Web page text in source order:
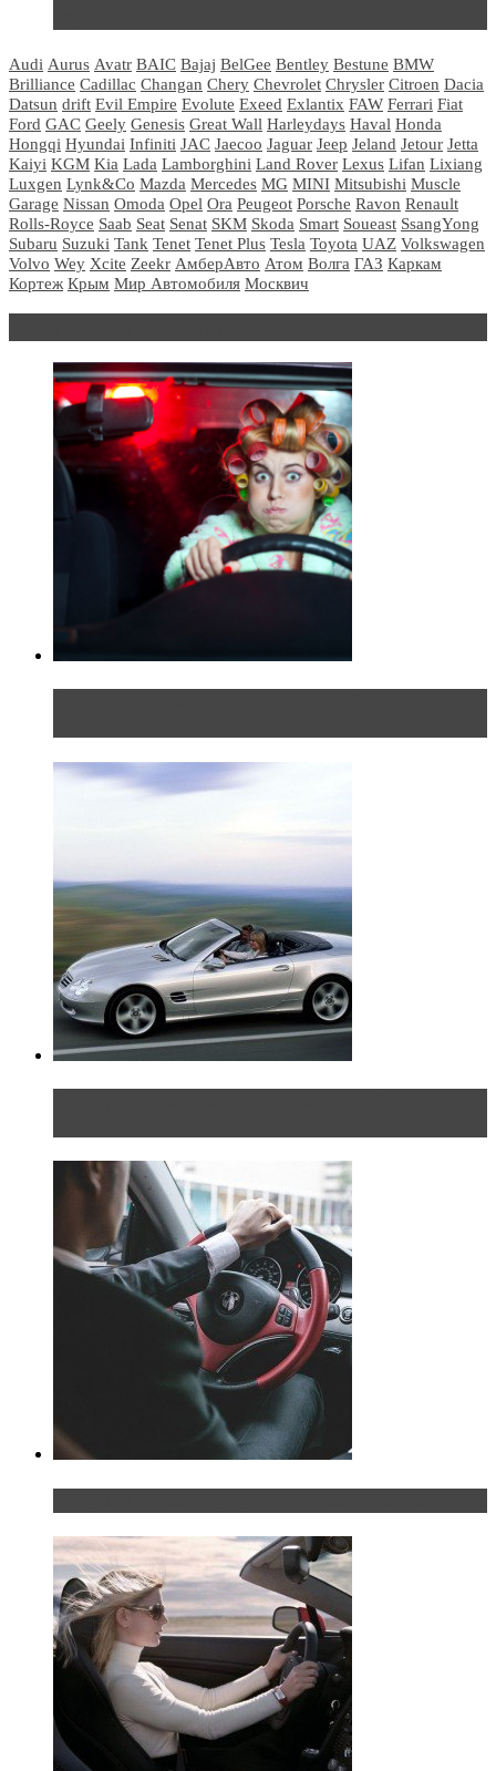
Audi Aurus Avatr BAIC Bajaj BelGee Bentley Bestune BMW
Brilliance Cadillac Changan Chery Chevrolet Chrysler Citroen Dacia
Datsun drift Evil Empire Evolute Exeed Exlantix FAW Ferrari Fiat
Ford GAC Geely Genesis Great Wall Harleydays Haval Honda
Hongqi Hyundai Infiniti JAC Jaecoo Jaguar Jeep Jeland Jetour Jetta
Kaiyi KGM Kia Lada Lamborghini Land Rover Lexus Lifan Lixiang
Luxgen Lynk&Co Mazda Mercedes MG MINI Mitsubishi Muscle
Garage Nissan Omoda Opel Ora Peugeot Porsche Ravon Renault
Rolls-Royce Saab Seat Senat SKM Skoda Smart Soueast SsangYong
Subaru Suzuki Tank Tenet Tenet Plus Tesla Toyota UAZ Volkswagen
Volvo Wey Xcite Zeekr АмберАвто Атом Волга ГАЗ Каркам
Кортеж Крым Мир Автомобиля Москвич